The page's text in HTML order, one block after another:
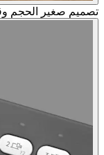
تصميم صغير الحجم